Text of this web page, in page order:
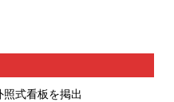
照式看板を掲出